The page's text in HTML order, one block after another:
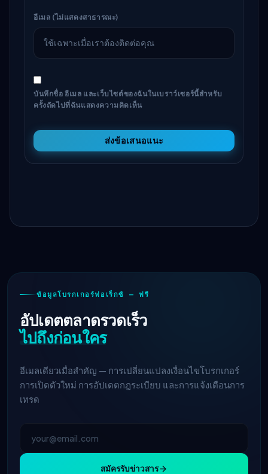
อีเมล (ไม่แสดงสาธารณะ)
บันทึกชื่อ อีเมล และเว็บไซต์ของฉันในเบราว์เซอร์นี้สำหรับ
ครั้งถัดไปที่ฉันแสดงความคิดเห็น
ส่งข้อเสนอแนะ
ข้อมูลโบรกเกอร์ฟอเร็กซ์ — ฟรี
อัปเดตตลาดรวดเร็ว
ไปถึงก่อนใคร
อีเมลเดียวเมื่อสำคัญ — การเปลี่ยนแปลงเงื่อนไขโบรกเกอร์
การเปิดตัวใหม่ การอัปเดตกฎระเบียบ และการแจ้งเตือนการ
เทรด
สมัครรับข่าวสาร